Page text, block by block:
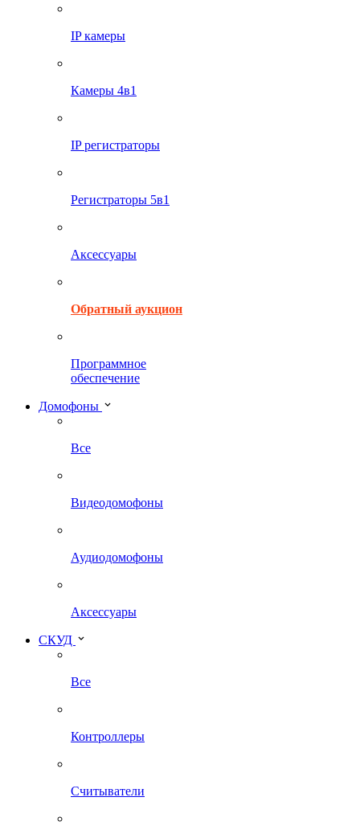
IP камеры
Камеры 4в1
IP регистраторы
Регистраторы 5в1
Аксессуары
Обратный аукцион
Программное
обеспечение
Домофоны
Все
Видеодомофоны
Аудиодомофоны
Аксессуары
СКУД
Все
Контроллеры
Считыватели